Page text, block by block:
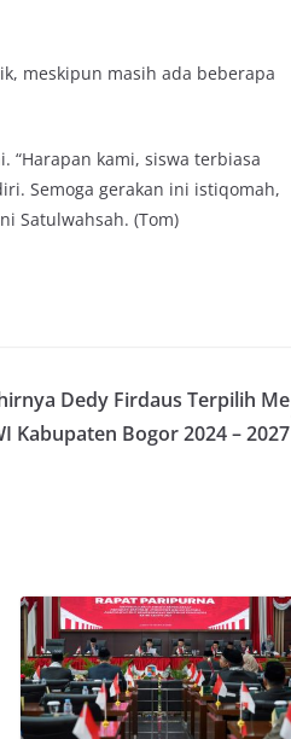
meskipun masih ada beberapa
kami, siswa terbiasa
Semoga gerakan ini istiqomah,
Satulwahsah. (Tom)
Dedy Firdaus Terpilih Me
Kabupaten Bogor 2024 – 2027